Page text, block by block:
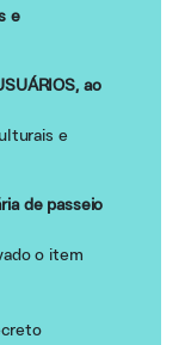
e
ao
e
de passeio
o item